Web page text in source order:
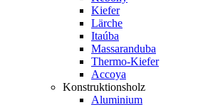
Kiefer
Lärche
Itaúba
Massaranduba
Thermo-Kiefer
Accoya
Konstruktionsholz
Aluminium